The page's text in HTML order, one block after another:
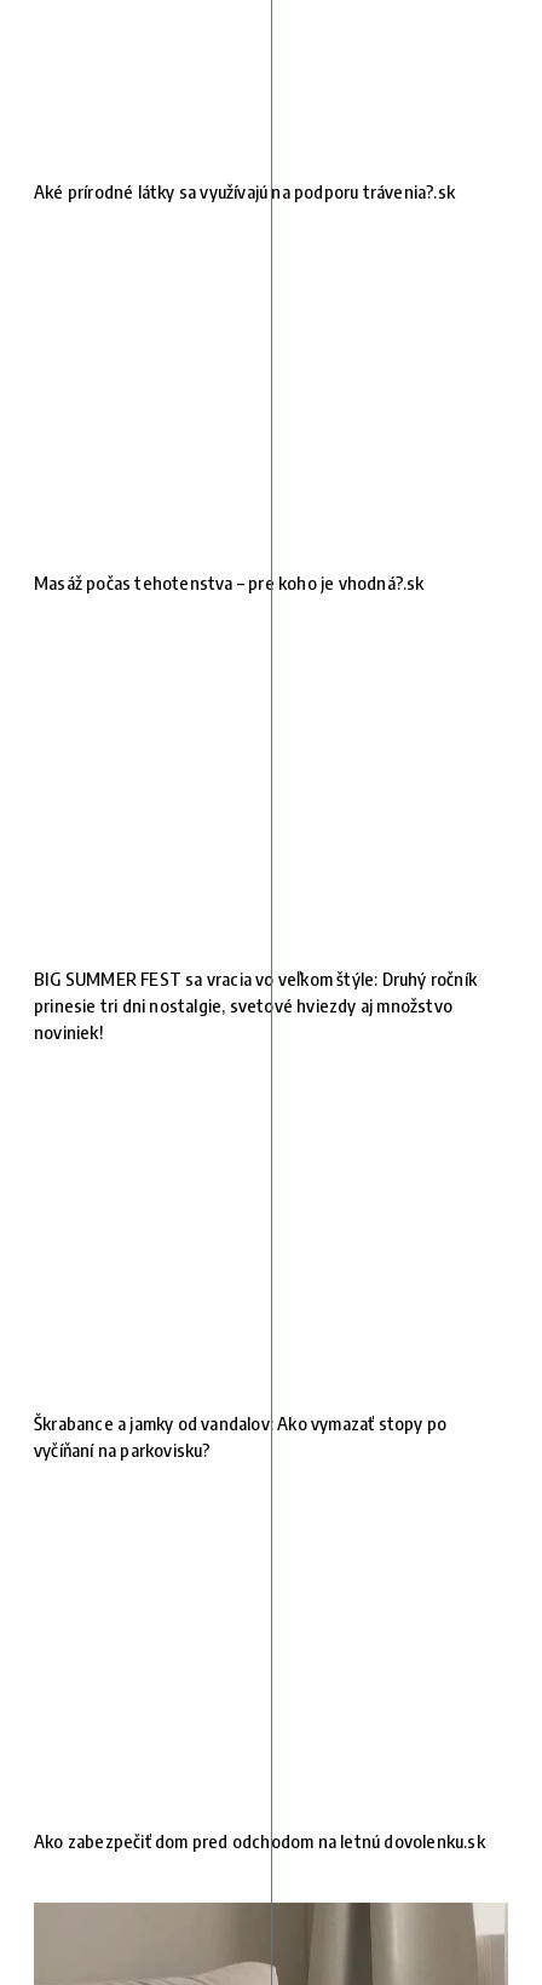
Aké prírodné látky sa využívajú na podporu trávenia?.sk
Masáž počas tehotenstva – pre koho je vhodná?.sk
BIG SUMMER FEST sa vracia vo veľkom štýle: Druhý ročník
prinesie tri dni nostalgie, svetové hviezdy aj množstvo
noviniek!
Škrabance a jamky od vandalov: Ako vymazať stopy po
vyčíňaní na parkovisku?
Ako zabezpečiť dom pred odchodom na letnú dovolenku.sk